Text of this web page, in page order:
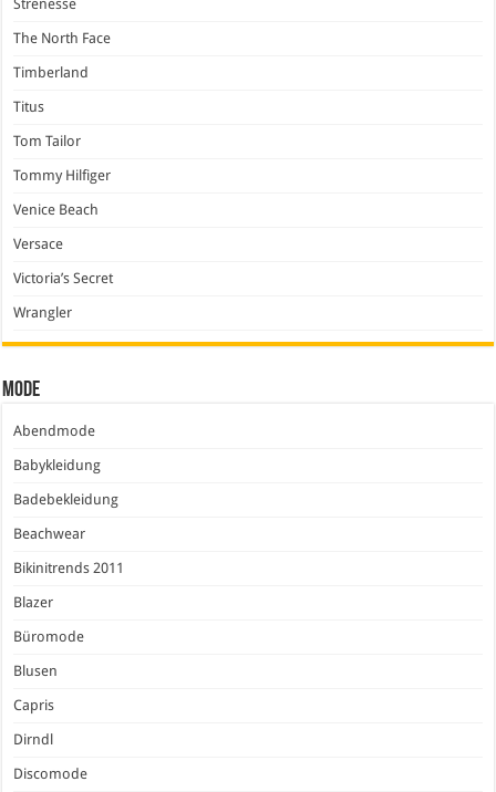
Strenesse
The North Face
Timberland
Titus
Tom Tailor
Tommy Hilfiger
Venice Beach
Versace
Victoria’s Secret
Wrangler
Mode
Abendmode
Babykleidung
Badebekleidung
Beachwear
Bikinitrends 2011
Blazer
Büromode
Blusen
Capris
Dirndl
Discomode